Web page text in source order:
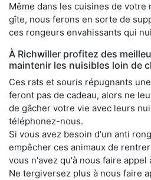
Même dans les cuisines de votre
gîte, nous ferons en sorte de
ces rongeurs envahissants qui
À Richwiller profitez des
maintenir les nuisibles loin de
Ces rats et souris répugnants
feront pas de cadeau, alors ne
de gâcher votre vie avec leurs
téléphonez-nous.
Si vous avez besoin d'un anti
empêcher ces animaux de
vous n'avez qu'à nous faire appel
Ne tergiversez plus à nous faire